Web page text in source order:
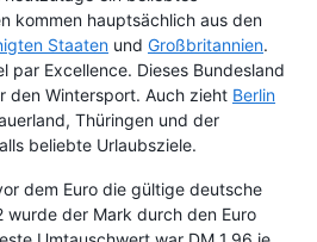
kommen hauptsächlich aus den
Staaten und Großbritannien.
par Excellence. Dieses Bundesland
den Wintersport. Auch zieht Berlin
Thüringen und der
beliebte Urlaubsziele.
dem Euro die gültige deutsche
wurde der Mark durch den Euro